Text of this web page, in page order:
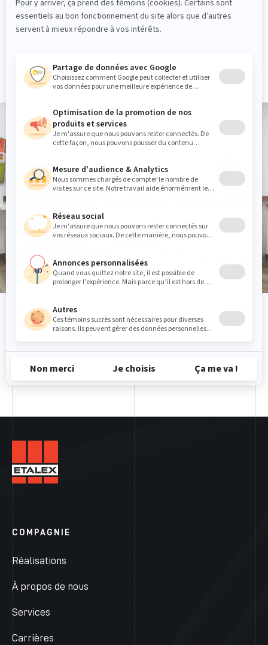
la polyvalence de nos produits, dans un
environnement particulier qui se doit de
COMPAGNIE
Réalisations
À propos de nous
Services
Carrières